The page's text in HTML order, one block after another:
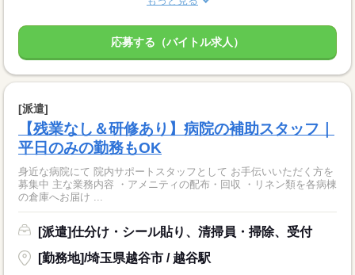
応募する（バイトル求人）
[派遣]
【残業なし＆研修あり】病院の補助スタッフ｜
平日のみの勤務もOK
身近な病院にて 院内サポートスタッフとして お手伝いいただく方を
募集中 主な業務内容 ・アメニティの配布・回収 ・リネン類を各病棟
の倉庫へお届け ...
[派遣]仕分け・シール貼り、清掃員・掃除、受付
[勤務地]/埼玉県越谷市 / 越谷駅